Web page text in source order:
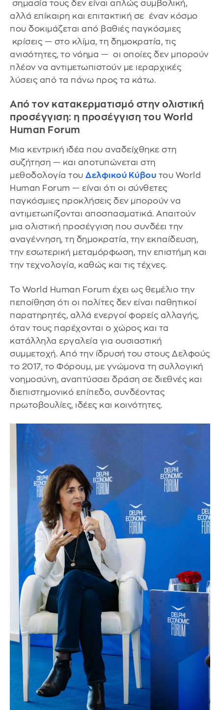
σημασία τους δεν είναι απλώς συμβολική,
αλλά επίκαιρη και επιτακτική σε έναν κόσμο
που δοκιμάζεται από βαθιές παγκόσμιες
κρίσεις — στο κλίμα, τη δημοκρατία, τις
ανισότητες, το νόημα — οι οποίες δεν μπορούν
πλέον να αντιμετωπιστούν με ιεραρχικές
λύσεις από τα πάνω προς τα κάτω.
Από τον κατακερματισμό στην ολιστική
προσέγγιση: η προσέγγιση του World
Human Forum
Μια κεντρική ιδέα που αναδείχθηκε στη
συζήτηση — και αποτυπώνεται στη
μεθοδολογία του Δελφικού Κύβου του World
Human Forum — είναι ότι οι σύνθετες
παγκόσμιες προκλήσεις δεν μπορούν να
αντιμετωπίζονται αποσπασματικά. Απαιτούν
μια ολιστική προσέγγιση που συνδέει την
αναγέννηση, τη δημοκρατία, την εκπαίδευση,
την εσωτερική μεταμόρφωση, την επιστήμη και
την τεχνολογία, καθώς και τις τέχνες.
Το World Human Forum έχει ως θεμέλιο την
πεποίθηση ότι οι πολίτες δεν είναι παθητικοί
παρατηρητές, αλλά ενεργοί φορείς αλλαγής,
όταν τους παρέχονται ο χώρος και τα
κατάλληλα εργαλεία για ουσιαστική
συμμετοχή. Από την ίδρυσή του στους Δελφούς
το 2017, το Φόρουμ, με γνώμονα τη συλλογική
νοημοσύνη, αναπτύσσει δράση σε διεθνές και
διεπιστημονικό επίπεδο, συνδέοντας
πρωτοβουλίες, ιδέες και κοινότητες.